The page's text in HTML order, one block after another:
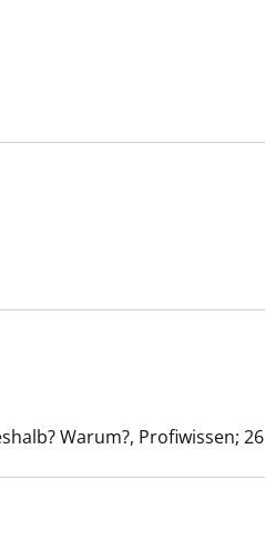
Warum?, Profiwissen; 26